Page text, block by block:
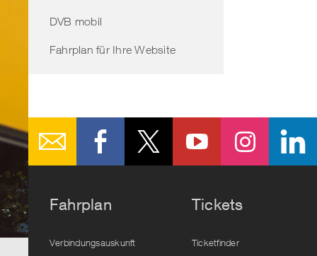
DVB mobil
Fahrplan für Ihre Website
Fahrplan
Verbindungsauskunft
Tickets
Ticketfinder